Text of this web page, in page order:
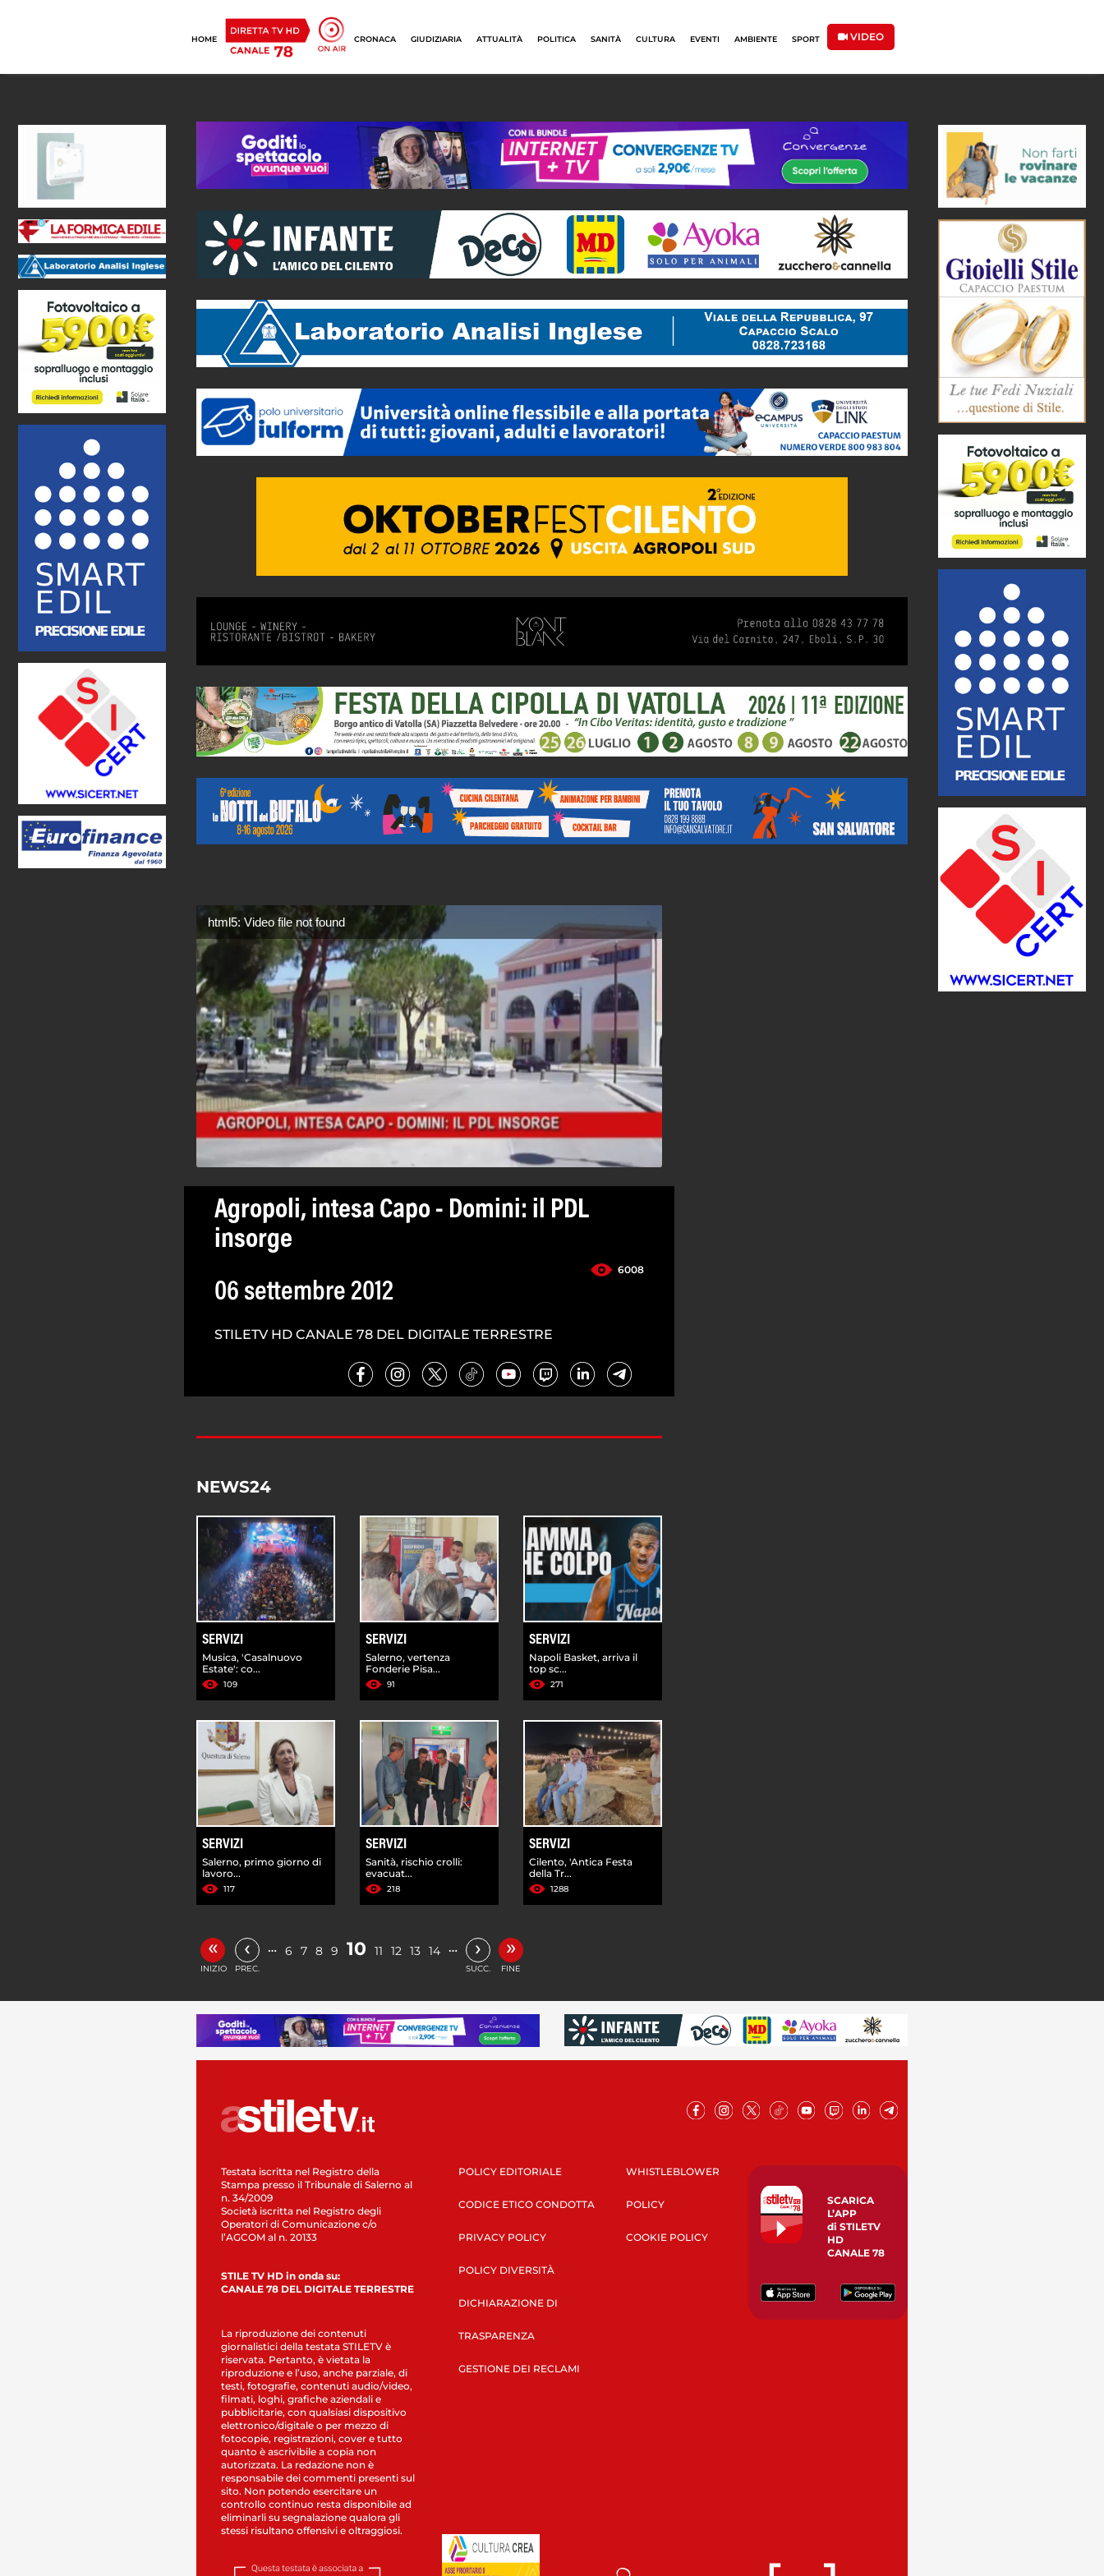
HOME CRONACA GIUDIZIARIA ATTUALITÀ POLITICA SANITÀ CULTURA EVENTI AMBIENTE SPORT VIDEO
html5: Video file not found
Agropoli, intesa Capo - Domini: il PDL
insorge
6008
06 settembre 2012
STILETV HD CANALE 78 DEL DIGITALE TERRESTRE
NEWS24
SERVIZI
Musica, 'Casalnuovo
Estate': co...
109
SERVIZI
Salerno, vertenza
Fonderie Pisa...
91
SERVIZI
Napoli Basket, arriva il
top sc...
271
SERVIZI
Salerno, primo giorno di
lavoro...
117
SERVIZI
Sanità, rischio crolli:
evacuat...
218
SERVIZI
Cilento, 'Antica Festa
della Tr...
1288
«
INIZIO
‹
PREC.
… 6 7 8 9 10 11 12 13 14 … ›
SUCC.
»
FINE
Testata iscritta nel Registro della
Stampa presso il Tribunale di Salerno al
n. 34/2009
Società iscritta nel Registro degli
Operatori di Comunicazione c/o
l’AGCOM al n. 20133
STILE TV HD in onda su:
CANALE 78 DEL DIGITALE TERRESTRE
La riproduzione dei contenuti
giornalistici della testata STILETV è
riservata. Pertanto, è vietata la
riproduzione e l’uso, anche parziale, di
testi, fotografie, contenuti audio/video,
filmati, loghi, grafiche aziendali e
pubblicitarie, con qualsiasi dispositivo
elettronico/digitale o per mezzo di
fotocopie, registrazioni, cover e tutto
quanto è ascrivibile a copia non
autorizzata. La redazione non è
responsabile dei commenti presenti sul
sito. Non potendo esercitare un
controllo continuo resta disponibile ad
eliminarli su segnalazione qualora gli
stessi risultano offensivi e oltraggiosi.
POLICY EDITORIALE
CODICE ETICO CONDOTTA
PRIVACY POLICY
POLICY DIVERSITÀ
DICHIARAZIONE DI
TRASPARENZA
GESTIONE DEI RECLAMI
WHISTLEBLOWER
POLICY
COOKIE POLICY
SCARICA
L’APP
di STILETV
HD
CANALE 78